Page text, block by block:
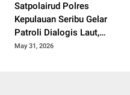
Satpolairud Polres
Kepulauan Seribu Gelar
Patroli Dialogis Laut,
Ciptakan Wisata Aman
May 31, 2026